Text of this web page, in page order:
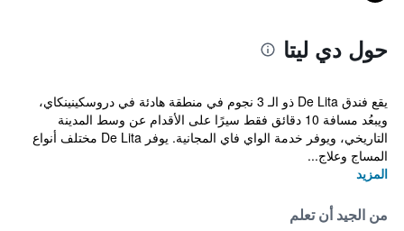
حول دي ليتا
يقع فندق De Lita ذو الـ 3 نجوم في منطقة هادئة في دروسكينينكاي،
ويبعُد مسافة 10 دقائق فقط سيرًا على الأقدام عن وسط المدينة
التاريخي، ويوفر خدمة الواي فاي المجانية. يوفر De Lita مختلف أنواع
المساج وعلاج...
المزيد
من الجيد أن تعلم